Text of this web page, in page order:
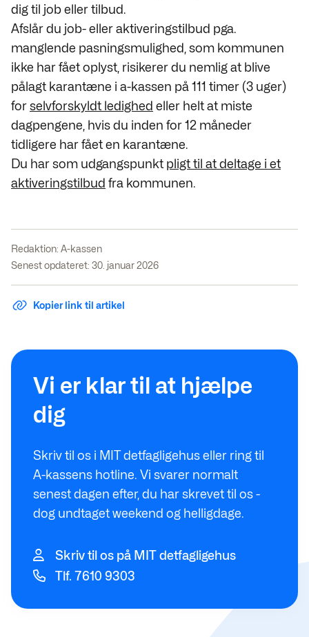
dig til job eller tilbud.
Afslår du job- eller aktiveringstilbud pga.
manglende pasningsmulighed, som kommunen
ikke har fået oplyst, risikerer du nemlig at blive
pålagt karantæne i a-kassen på 111 timer (3 uger)
forselvforskyldt ledighed eller helt at miste
dagpengene, hvis du inden for 12 måneder
tidligere har fået en karantæne.
Du har som udgangspunkt pligt til at deltage i et
aktiveringstilbud fra kommunen.
Redaktion: A-kassen
Senest opdateret: 30. januar 2026
Kopier link til artikel
Vi er klar til at hjælpe
dig
Skriv til os i MIT detfagligehus eller ring til
A-kassens hotline. Vi svarer normalt
senest dagen efter, du har skrevet til os -
dog undtaget weekend og helligdage.
Skriv til os på MIT detfagligehus
Tlf. 7610 9303